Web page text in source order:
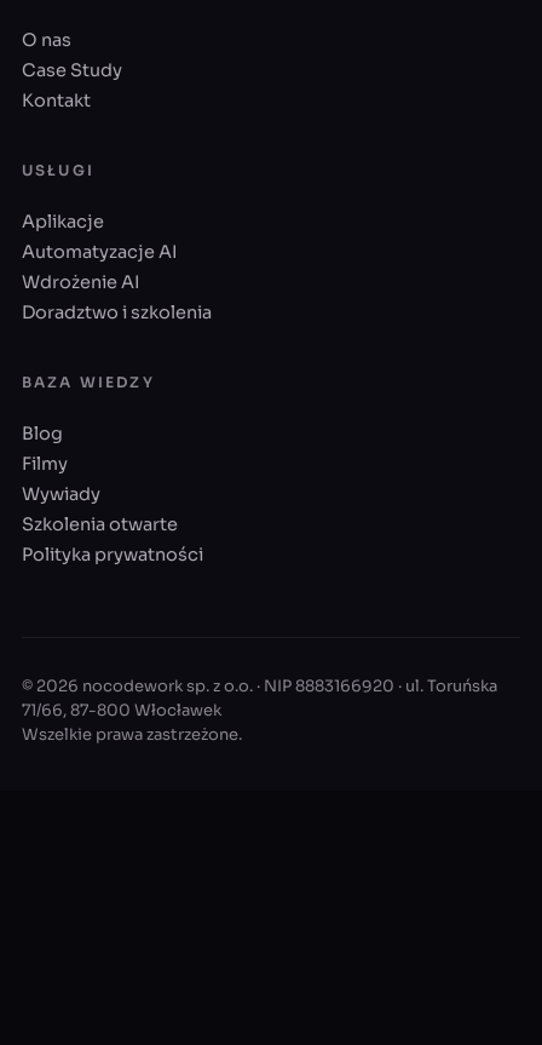
O nas
Case Study
Kontakt
USŁUGI
Aplikacje
Automatyzacje AI
Wdrożenie AI
Doradztwo i szkolenia
BAZA WIEDZY
Blog
Filmy
Wywiady
Szkolenia otwarte
Polityka prywatności
© 2026 nocodework sp. z o.o. · NIP 8883166920 · ul. Toruńska
71/66, 87-800 Włocławek
Wszelkie prawa zastrzeżone.